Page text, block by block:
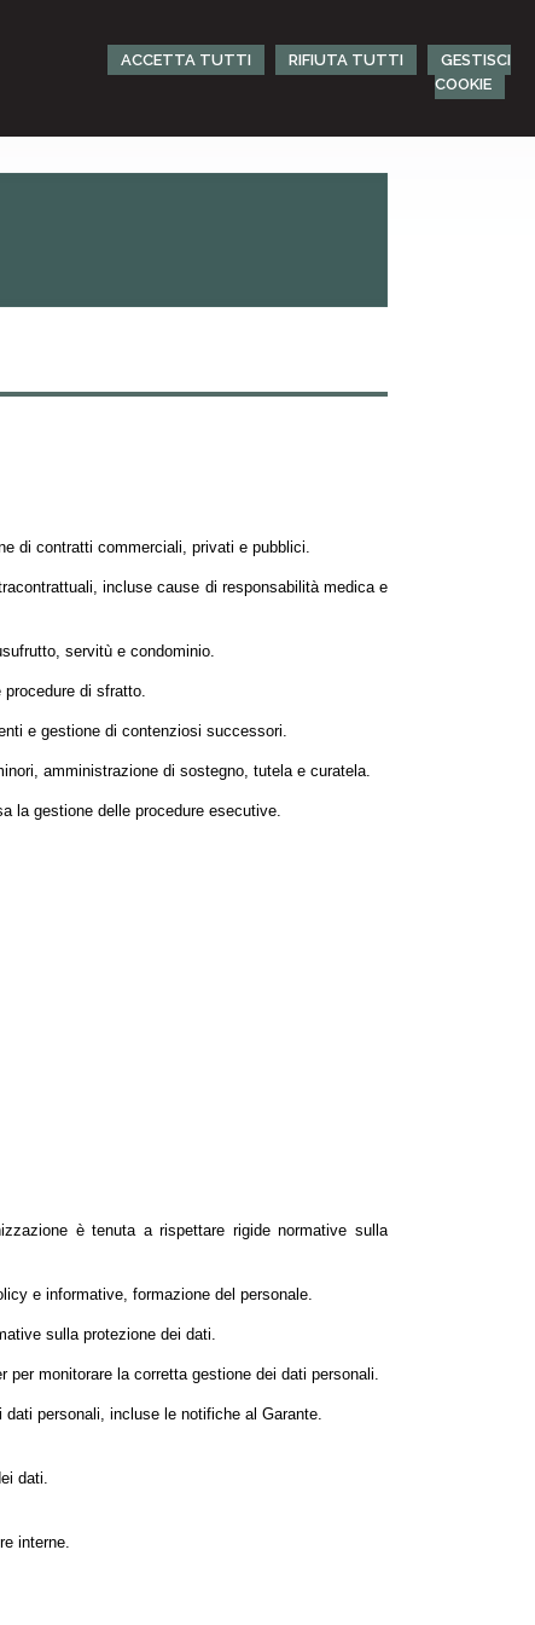
ACCETTA TUTTI RIFIUTA TUTTI
GESTISCI
COOKIE
di contratti commerciali, privati e pubblici.
incluse cause di responsabilità medica e
servitù e condominio.
di sfratto.
e gestione di contenziosi successori.
amministrazione di sostegno, tutela e curatela.
la gestione delle procedure esecutive.
è tenuta a rispettare rigide normative sulla
e informative, formazione del personale.
sulla protezione dei dati.
per monitorare la corretta gestione dei dati personali.
personali, incluse le notifiche al Garante.
dati.
interne.